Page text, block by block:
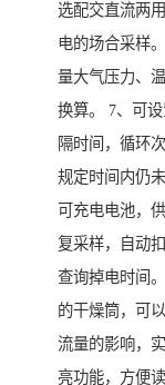
选配交直流两
电的场合采样
量大气压力、
换算。 7、可
隔时间，循环
规定时间内仍
可充电电池，
复采样，自动
查询掉电时间
的干燥筒，可
流量的影响，
亮功能，方便